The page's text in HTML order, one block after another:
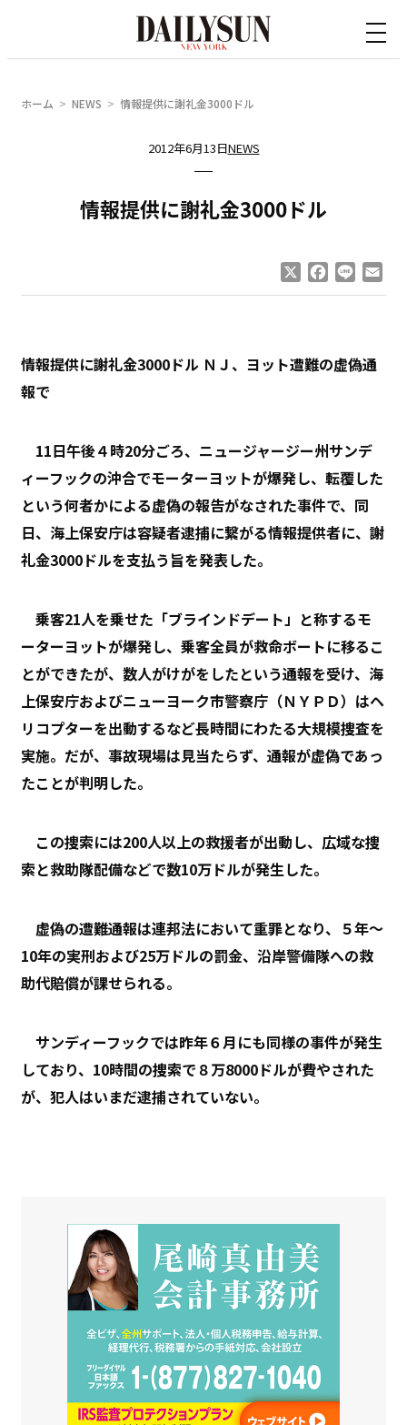
ホーム NEWS 情報提供に謝礼金3000ドル
2012年6月13日NEWS
情報提供に謝礼金3000ドル
Facebook
Line
情報提供に謝礼金3000ドル ＮＪ、ヨット遭難の虚偽通
報で
11日午後４時20分ごろ、ニュージャージー州サンデ
ィーフックの沖合でモーターヨットが爆発し、転覆した
という何者かによる虚偽の報告がなされた事件で、同
日、海上保安庁は容疑者逮捕に繋がる情報提供者に、謝
礼金3000ドルを支払う旨を発表した。
乗客21人を乗せた「ブラインドデート」と称するモ
ーターヨットが爆発し、乗客全員が救命ボートに移るこ
とができたが、数人がけがをしたという通報を受け、海
上保安庁およびニューヨーク市警察庁（ＮＹＰＤ）はヘ
リコプターを出動するなど長時間にわたる大規模捜査を
実施。だが、事故現場は見当たらず、通報が虚偽であっ
たことが判明した。
この捜索には200人以上の救援者が出動し、広域な捜
索と救助隊配備などで数10万ドルが発生した。
虚偽の遭難通報は連邦法において重罪となり、５年～
10年の実刑および25万ドルの罰金、沿岸警備隊への救
助代賠償が課せられる。
サンディーフックでは昨年６月にも同様の事件が発生
しており、10時間の捜索で８万8000ドルが費やされた
が、犯人はいまだ逮捕されていない。